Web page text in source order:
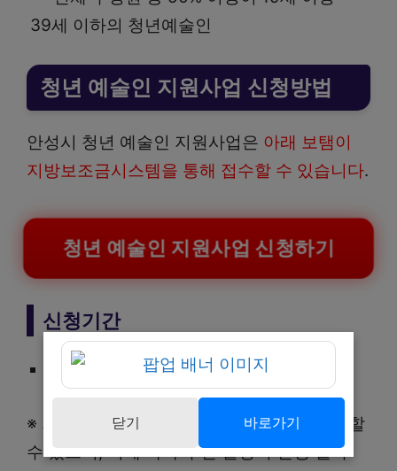
39세 이하의 청년예술인
청년 예술인 지원사업 신청방법
안성시 청년 예술인 지원사업은 아래 보탬이
지방보조금시스템을 통해 접수할 수 있습니다.
청년 예술인 지원사업 신청하기
신청기간
2025-03-18 ~ 2025-04-07 (18시)
※ 기한 내 5팀 미만 신청시 1회 이상 재공고 할
수 있으며, 이에 따라 추진 일정이 변경 될 수
닫기 바로가기